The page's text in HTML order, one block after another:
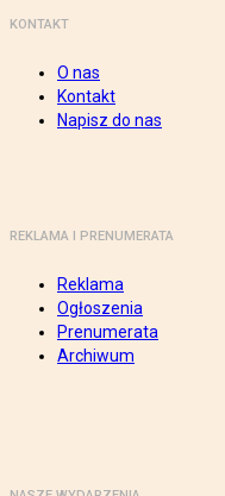
KONTAKT
O nas
Kontakt
Napisz do nas
REKLAMA I PRENUMERATA
Reklama
Ogłoszenia
Prenumerata
Archiwum